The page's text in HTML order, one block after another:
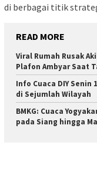
di berbagai titik
READ MORE
Viral Rumah Rusak
Plafon Ambyar Saat
Info Cuaca DIY Senin
di Sejumlah Wilayah
BMKG: Cuaca
pada Siang hingga